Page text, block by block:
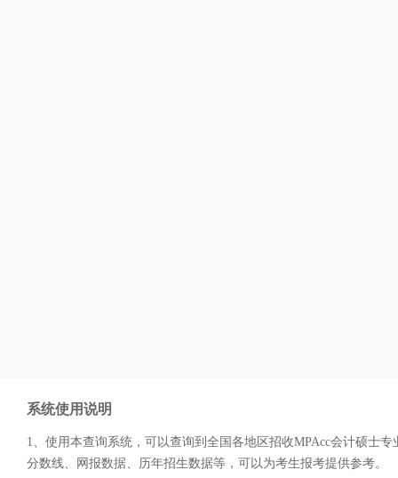
系统使用说明
1、使用本查询系统，可以查询到全国各地区招收MPAcc会计硕士
分数线、网报数据、历年招生数据等，可以为考生报考提供参考。